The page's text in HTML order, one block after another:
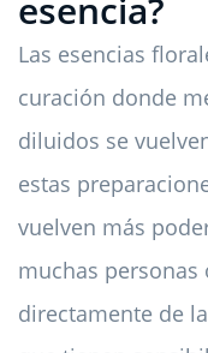
Las esencias
curación donde
diluidos se
estas
vuelven más
muchas
directamente de